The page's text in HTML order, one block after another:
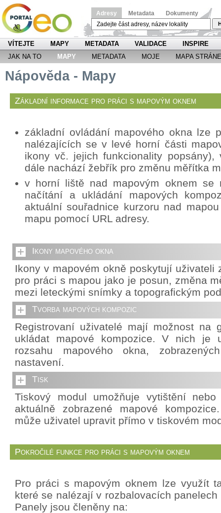
Adresy Metadata Dokumenty
VÍTEJTE MAPY METADATA VALIDACE
INSPIRE
JAK NA TO
MAPY METADATA MOJE MAPA
Nápověda - Mapy
Základní informace pro práci s mapovým oknem
základní ovládání mapového okna lze
nalézajících se v levé horní části
ikony vč. jejich funkcionality popsány),
dále nachází žebřík pro změnu měřítka
v horní liště nad mapovým oknem se
načítání a ukládání mapových
aktuální souřadnice kurzoru nad
mapu pomocí URL adresy.
Ikony mapového okna
Ikony v mapovém okně poskytují uživateli
pro práci s mapou jako je posun, změna
mezi leteckými snímky a topografickým
Tvorba mapových kompozic
Registrovaní uživatelé mají možnost na
ukládat mapové kompozice. V nich je
rozsahu mapového okna,
nastavení.
Tisk
Tiskový modul umožňuje vytištění
aktuálně zobrazené mapové
může uživatel upravit přímo v tiskovém
Pokročilé funkce pro práci s mapovým oknem
Pro práci s mapovým oknem lze využít
které se nalézají v rozbalovacích
Panely jsou členěny na: